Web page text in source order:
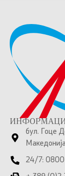
бул. Гоце
24/7: